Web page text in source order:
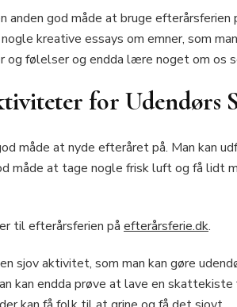
anden god måde at bruge
kreative essays om emner, som
og følelser og endda lære noget om os
for Udendørs
måde at nyde efteråret på. Man kan
måde at tage nogle frisk luft og få lidt
til efterårsferien på efterårsferie.dk.
sjov aktivitet, som man kan gøre
kan endda prøve at lave en